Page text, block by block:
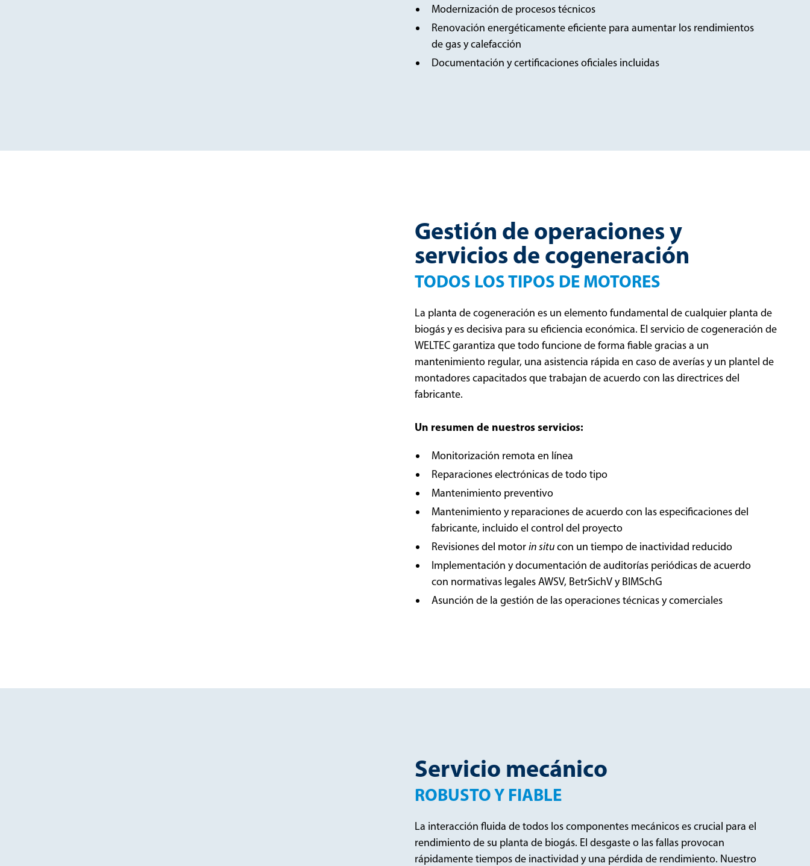
Modernización de procesos técnicos
Renovación energéticamente eficiente para aumentar los rendimientos
de gas y calefacción
Documentación y certificaciones oficiales incluidas
Gestión de operaciones y
servicios de cogeneración
TODOS LOS TIPOS DE MOTORES
La planta de cogeneración es un elemento fundamental de cualquier planta de
biogás y es decisiva para su eficiencia económica. El servicio de cogeneración de
WELTEC garantiza que todo funcione de forma fiable gracias a un
mantenimiento regular, una asistencia rápida en caso de averías y un plantel de
montadores capacitados que trabajan de acuerdo con las directrices del
fabricante.
Un resumen de nuestros servicios:
Monitorización remota en línea
Reparaciones electrónicas de todo tipo
Mantenimiento preventivo
Mantenimiento y reparaciones de acuerdo con las especificaciones del
fabricante, incluido el control del proyecto
Revisiones del motorin situcon un tiempo de inactividad reducido
Implementación y documentación de auditorías periódicas de acuerdo
con normativas legales AWSV, BetrSichV y BIMSchG
Asunción de la gestión de las operaciones técnicas y comerciales
Servicio mecánico
ROBUSTO Y FIABLE
La interacción fluida de todos los componentes mecánicos es crucial para el
rendimiento de su planta de biogás. El desgaste o las fallas provocan
rápidamente tiempos de inactividad y una pérdida de rendimiento. Nuestro